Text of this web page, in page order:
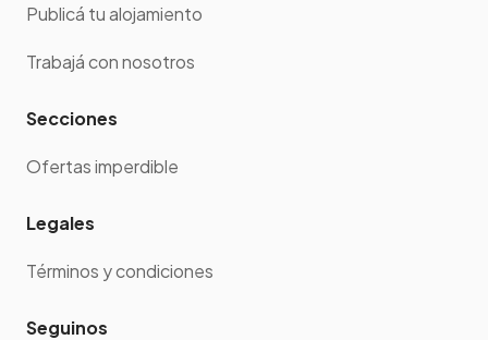
Publicá tu alojamiento
Trabajá con nosotros
Secciones
Ofertas imperdible
Legales
Términos y condiciones
Seguinos